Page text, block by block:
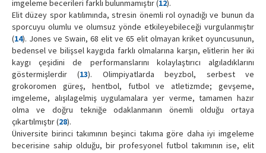
imgeleme becerileri farklı bulunmamıştır (12).
Elit düzey spor katılımında, stresin önemli rol oynadığı ve bunun da
sporcuyu olumlu ve olumsuz yönde etkileyebileceği vurgulanmıştır
(14). Jones ve Swain, 68 elit ve 65 elit olmayan kriket oyuncusunun,
bedensel ve bilişsel kaygıda farklı olmalarına karşın, elitlerin her iki
kaygı çeşidini de performanslarını kolaylaştırıcı algıladıklarını
göstermişlerdir (13). Olimpiyatlarda beyzbol, serbest ve
grokoromen güreş, hentbol, futbol ve atletizmde; gevşeme,
imgeleme, alışılagelmiş uygulamalara yer verme, tamamen hazır
olma ve doğru tekniğe odaklanmanın önemli olduğu ortaya
çıkartılmıştır (28).
Üniversite birinci takımının beşinci takıma göre daha iyi imgeleme
becerisine sahip olduğu, bir profesyonel futbol takımının ise, elit